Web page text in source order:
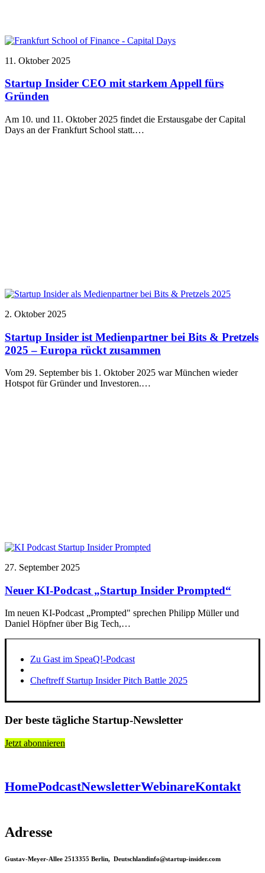
11. Oktober 2025
Startup Insider CEO mit starkem Appell fürs
Gründen
Am 10. und 11. Oktober 2025 findet die Erstausgabe der Capital
Days an der Frankfurt School statt.…
2. Oktober 2025
Startup Insider ist Medienpartner bei Bits & Pretzels
2025 – Europa rückt zusammen
Vom 29. September bis 1. Oktober 2025 war München wieder
Hotspot für Gründer und Investoren.…
27. September 2025
Neuer KI-Podcast „Startup Insider Prompted“
Im neuen KI-Podcast „Prompted" sprechen Philipp Müller und
Daniel Höpfner über Big Tech,…
Zu Gast im SpeaQ!-Podcast
Cheftreff Startup Insider Pitch Battle 2025
Der beste tägliche Startup-Newsletter
Jetzt abonnieren
HomePodcastNewsletterWebinareKontakt
Adresse
Gustav-Meyer-Allee 2513355 Berlin, Deutschlandinfo@startup-insider.com